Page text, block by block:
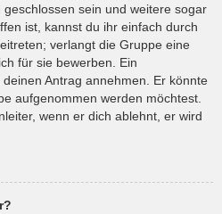
sein und weitere sogar
ist, kannst du ihr einfach durch
verlangt die Gruppe eine
für sie bewerben. Ein
Antrag annehmen. Er könnte
aufgenommen werden möchtest.
wenn er dich ablehnt, er wird